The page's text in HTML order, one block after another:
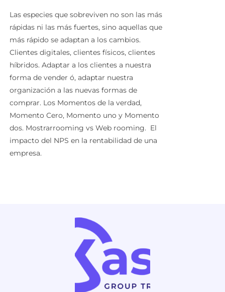
Las especies que sobreviven no son las más
rápidas ni las más fuertes, sino aquellas que
más rápido se adaptan a los cambios.
Clientes digitales, clientes físicos, clientes
híbridos. Adaptar a los clientes a nuestra
forma de vender ó, adaptar nuestra
organización a las nuevas formas de
comprar. Los Momentos de la verdad,
Momento Cero, Momento uno y Momento
dos. Mostrarrooming vs Web rooming. El
impacto del NPS en la rentabilidad de una
empresa.